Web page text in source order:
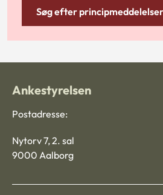
Søg efter principmeddelelser
Ankestyrelsen
Postadresse:
Nytorv 7, 2. sal
9000 Aalborg